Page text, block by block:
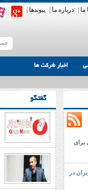
ما درباره ما پیوندها
اخبار شرکت ها
برای
در
گفتگو